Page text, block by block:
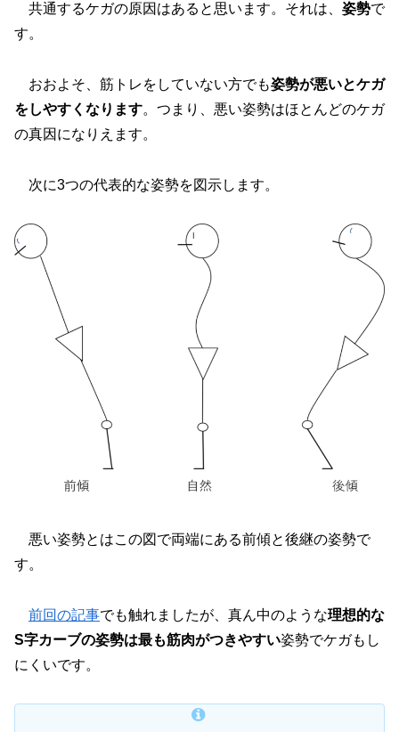
共通するケガの原因はあると思います。それは、 姿勢で
す。
おおよそ、筋トレをしていない方でも姿勢が悪いとケガ
をしやすくなります。つまり、悪い姿勢はほとんどのケガ
の真因になりえます。
次に3つの代表的な姿勢を図示します。
悪い姿勢とはこの図で両端にある前傾と後継の姿勢で
す。
前回の記事でも触れましたが、真ん中のような理想的な
S字カーブの姿勢は最も筋肉がつきやすい姿勢でケガもし
にくいです。